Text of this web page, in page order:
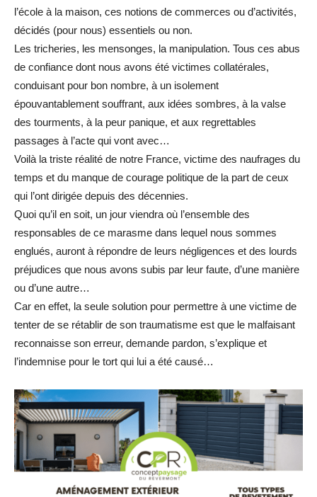
l’école à la maison, ces notions de commerces ou d’activités,
décidés (pour nous) essentiels ou non.
Les tricheries, les mensonges, la manipulation. Tous ces abus
de confiance dont nous avons été victimes collatérales,
conduisant pour bon nombre, à un isolement
épouvantablement souffrant, aux idées sombres, à la valse
des tourments, à la peur panique, et aux regrettables
passages à l’acte qui vont avec…
Voilà la triste réalité de notre France, victime des naufrages du
temps et du manque de courage politique de la part de ceux
qui l’ont dirigée depuis des décennies.
Quoi qu’il en soit, un jour viendra où l’ensemble des
responsables de ce marasme dans lequel nous sommes
englués, auront à répondre de leurs négligences et des lourds
préjudices que nous avons subis par leur faute, d’une manière
ou d’une autre…
Car en effet, la seule solution pour permettre à une victime de
tenter de se rétablir de son traumatisme est que le malfaisant
reconnaisse son erreur, demande pardon, s’explique et
l’indemnise pour le tort qui lui a été causé…